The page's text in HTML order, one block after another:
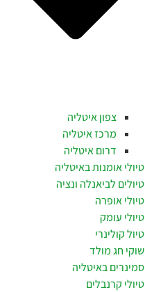
צפון איטליה
מרכז איטליה
דרום איטליה
טיולי אומנות באיטליה
טיולים לביאנלה ונציה
טיולי אופרה
טיולי עומק
טיול קולינרי
שוקי חג מולד
סמינרים באיטליה
טיולי קרנבלים